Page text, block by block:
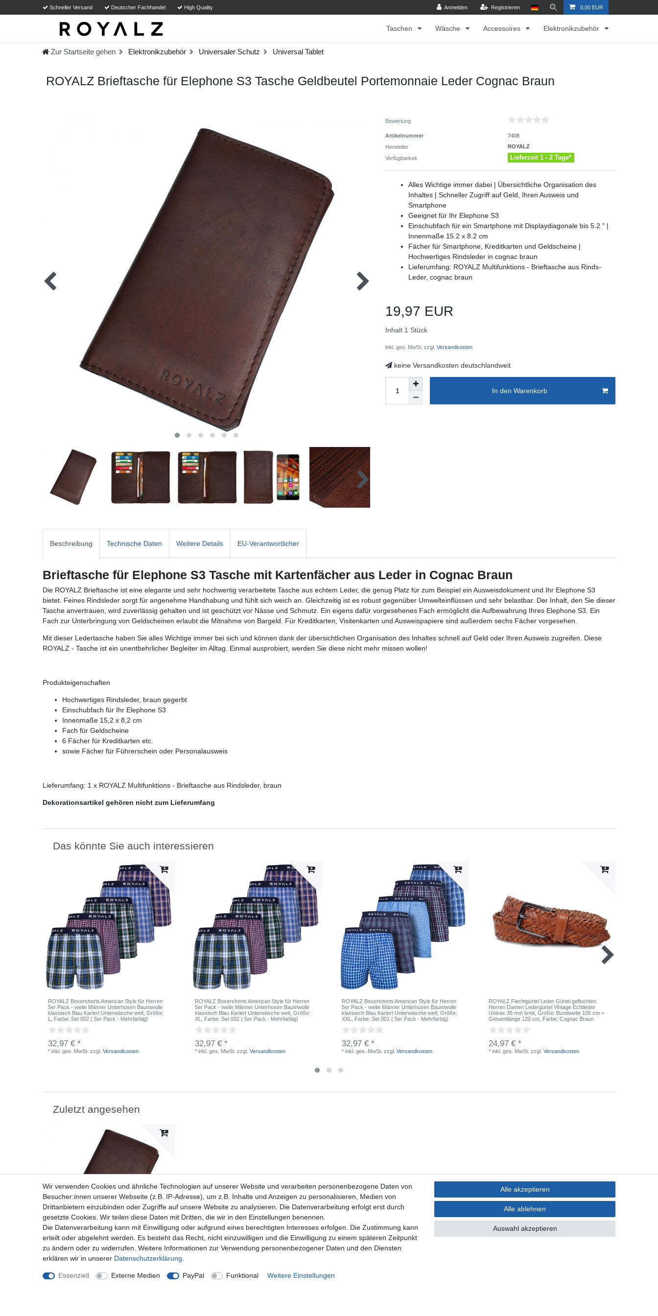
Schneller Versand Deutscher Fachhandel High Quality Anmelden Registrieren 0,00 EUR
Taschen Wäsche Accessoires Elektronikzubehör
Zur Startseite gehen Elektronikzubehör Universaler Schutz Universal Tablet
ROYALZ Brieftasche für Elephone S3 Tasche Geldbeutel Portemonnaie Leder Cognac Braun
Bewertung
Artikelnummer
7408
Hersteller
ROYALZ
Verfügbarkeit
Lieferzeit 1 - 2 Tage*
Alles Wichtige immer dabei | Übersichtliche Organisation des
Inhaltes | Schneller Zugriff auf Geld, Ihren Ausweis und
Smartphone
Geeignet für Ihr Elephone S3
Einschubfach für ein Smartphone mit Displaydiagonale bis 5.2 " |
Innenmaße 15.2 x 8.2 cm
Fächer für Smartphone, Kreditkarten und Geldscheine |
Hochwertiges Rindsleder in cognac braun
Lieferumfang: ROYALZ Multifunktions - Brieftasche aus Rinds-
Leder, cognac braun
19,97 EUR
Inhalt 1 Stück
inkl. ges. MwSt. zzgl. Versandkosten
keine Versandkosten deutschlandweit
In den Warenkorb
Beschreibung Technische Daten Weitere Details EU-Verantwortlicher
Brieftasche für Elephone S3 Tasche mit Kartenfächer aus Leder in Cognac Braun
Die ROYALZ Brieftasche ist eine elegante und sehr hochwertig verarbeitete Tasche aus echtem Leder, die genug Platz für zum Beispiel ein Ausweisdokument und Ihr Elephone S3
bietet. Feines Rindsleder sorgt für angenehme Handhabung und fühlt sich weich an. Gleichzeitig ist es robust gegenüber Umwelteinflüssen und sehr belastbar. Der Inhalt, den Sie dieser
Tasche anvertrauen, wird zuverlässig gehalten und ist geschützt vor Nässe und Schmutz. Ein eigens dafür vorgesehenes Fach ermöglicht die Aufbewahrung Ihres Elephone S3. Ein
Fach zur Unterbringung von Geldscheinen erlaubt die Mitnahme von Bargeld. Für Kreditkarten, Visitenkarten und Ausweispapiere sind außerdem sechs Fächer vorgesehen.
Mit dieser Ledertasche haben Sie alles Wichtige immer bei sich und können dank der übersichtlichen Organisation des Inhaltes schnell auf Geld oder Ihren Ausweis zugreifen. Diese
ROYALZ - Tasche ist ein unentbehrlicher Begleiter im Alltag. Einmal ausprobiert, werden Sie diese nicht mehr missen wollen!
Produkteigenschaften
Hochwertiges Rindsleder, braun gegerbt
Einschubfach für Ihr Elephone S3
Innenmaße 15,2 x 8,2 cm
Fach für Geldscheine
6 Fächer für Kreditkarten etc.
sowie Fächer für Führerschein oder Personalausweis
Lieferumfang: 1 x ROYALZ Multifunktions - Brieftasche aus Rindsleder, braun
Dekorationsartikel gehören nicht zum Lieferumfang
Das könnte Sie auch interessieren
ROYALZ Boxershorts American Style für Herren
5er Pack - weite Männer Unterhosen Baumwolle
klassisch Blau Kariert Unterwäsche weit , Größe:
L
, Farbe: Set 002 ( 5er Pack - Mehrfarbig)
32,97 € *
*inkl. ges. MwSt. zzgl.Versandkosten
ROYALZ Boxershorts American Style für Herren
5er Pack - weite Männer Unterhosen Baumwolle
klassisch Blau Kariert Unterwäsche weit , Größe:
XL
, Farbe: Set 002 ( 5er Pack - Mehrfarbig)
32,97 € *
*inkl. ges. MwSt. zzgl.Versandkosten
ROYALZ Boxershorts American Style für Herren
5er Pack - weite Männer Unterhosen Baumwolle
klassisch Blau Kariert Unterwäsche weit , Größe:
XXL
, Farbe: Set 001 ( 5er Pack - Mehrfarbig)
32,97 € *
*inkl. ges. MwSt. zzgl.Versandkosten
ROYALZ Flechtgürtel Leder Gürtel geflochten
Herren Damen Ledergürtel Vintage Echtleder
Unisex 35 mm breit , Größe: Bundweite 105 cm =
Gesamtlänge 120 cm , Farbe: Cognac Braun
24,97 € *
*inkl. ges. MwSt. zzgl.Versandkosten
Zuletzt angesehen
Wir verwenden Cookies und ähnliche Technologien auf unserer Website und verarbeiten personenbezogene Daten von
Besucher:innen unserer Webseite (z.B. IP-Adresse), um z.B. Inhalte und Anzeigen zu personalisieren, Medien von
Drittanbietern einzubinden oder Zugriffe auf unsere Website zu analysieren. Die Datenverarbeitung erfolgt erst durch
gesetzte Cookies. Wir teilen diese Daten mit Dritten, die wir in den Einstellungen benennen.
Die Datenverarbeitung kann mit Einwilligung oder aufgrund eines berechtigten Interesses erfolgen. Die Zustimmung kann
erteilt oder abgelehnt werden. Es besteht das Recht, nicht einzuwilligen und die Einwilligung zu einem späteren Zeitpunkt
zu ändern oder zu widerrufen. Weitere Informationen zur Verwendung personenbezogener Daten und den Diensten
erklären wir in unserer Daten­schutz­erklärung
Essenziell Externe Medien PayPal Funktional Weitere Einstellungen
Alle akzeptieren
Alle ablehnen
Auswahl akzeptieren